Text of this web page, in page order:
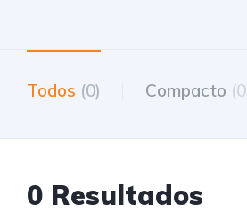
Todos (0) Compacto
0 Resultados